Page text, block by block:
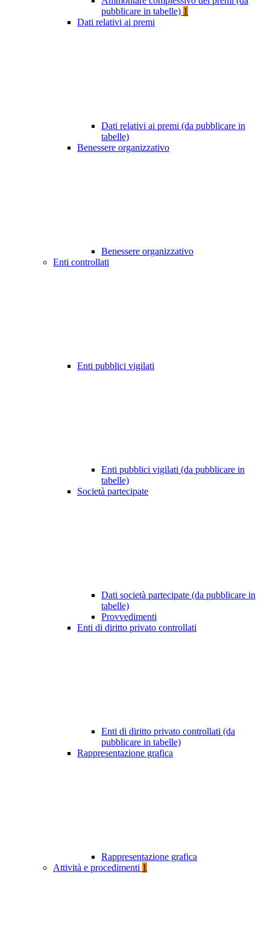
pubblicare in tabelle) 1
Dati relativi ai premi
Dati relativi ai premi (da pubblicare in
tabelle)
Benessere organizzativo
Benessere organizzativo
Enti controllati
Enti pubblici vigilati
Enti pubblici vigilati (da pubblicare in
tabelle)
Società partecipate
Dati società partecipate (da pubblicare in
tabelle)
Provvedimenti
Enti di diritto privato controllati
Enti di diritto privato controllati (da
pubblicare in tabelle)
Rappresentazione grafica
Rappresentazione grafica
Attività e procedimenti 1